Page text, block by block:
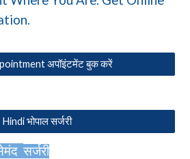
अपॉइंटमेंट बुक करें
Hindi भोपाल सर्जरी
सर्जरी